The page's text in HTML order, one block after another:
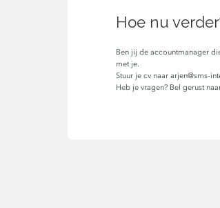
Hoe nu
Ben jij de accountmanager
met je.
Stuur je cv naar arjen@sms-
Heb je vragen? Bel gerust